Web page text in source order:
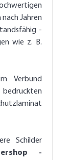
Jahren
-
wie z. B.
Verbund
Schilder
-